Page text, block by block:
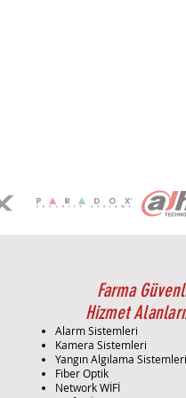
Farma
Hizmet
Alarm Sistemleri
Kamera Sistemleri
Yangın Algılama Sistemleri
Fiber Optik
Network WİFİ